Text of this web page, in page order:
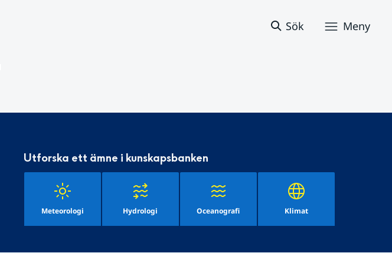
Sök Meny
Utforska ett ämne i kunskapsbanken
Meteorologi Hydrologi Oceanografi Klimat